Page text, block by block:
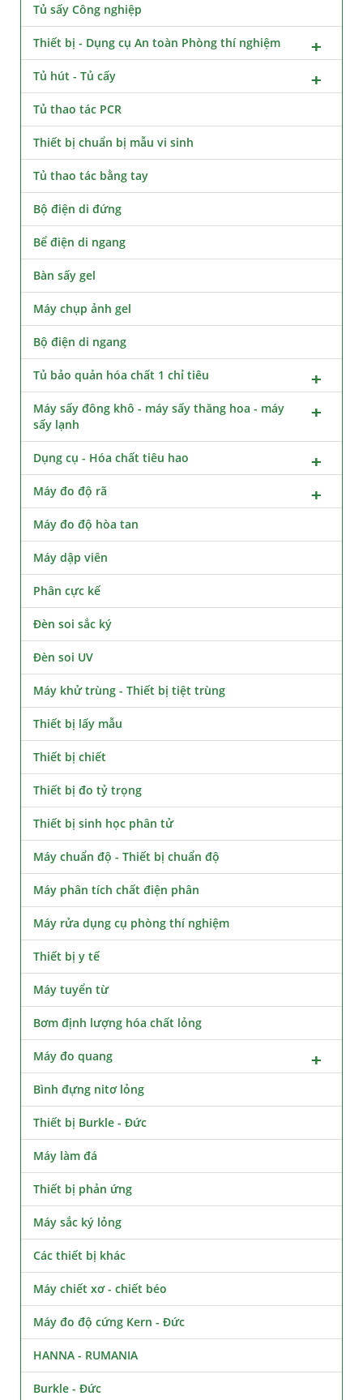
Tủ sấy Công nghiệp
Thiết bị - Dụng cụ An toàn Phòng thí nghiệm
Tủ hút - Tủ cấy
Tủ thao tác PCR
Thiết bị chuẩn bị mẫu vi sinh
Tủ thao tác bằng tay
Bộ điện di đứng
Bể điện di ngang
Bàn sấy gel
Máy chụp ảnh gel
Bộ điện di ngang
Tủ bảo quản hóa chất 1 chỉ tiêu
Máy sấy đông khô - máy sấy thăng hoa - máy
sấy lạnh
Dụng cụ - Hóa chất tiêu hao
Máy đo độ rã
Máy đo độ hòa tan
Máy dập viên
Phân cực kế
Đèn soi sắc ký
Đèn soi UV
Máy khử trùng - Thiết bị tiệt trùng
Thiết bị lấy mẫu
Thiết bị chiết
Thiết bị đo tỷ trọng
Thiết bị sinh học phân tử
Máy chuẩn độ - Thiết bị chuẩn độ
Máy phân tích chất điện phân
Máy rửa dụng cụ phòng thí nghiệm
Thiết bị y tế
Máy tuyển từ
Bơm định lượng hóa chất lỏng
Máy đo quang
Bình đựng nitơ lỏng
Thiết bị Burkle - Đức
Máy làm đá
Thiết bị phản ứng
Máy sắc ký lỏng
Các thiết bị khác
Máy chiết xơ - chiết béo
Máy đo độ cứng Kern - Đức
HANNA - RUMANIA
Burkle - Đức